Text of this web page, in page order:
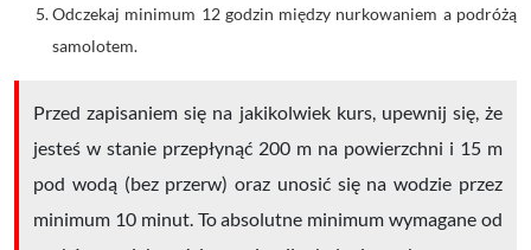
Odczekaj minimum 12 godzin między nurkowaniem a podróżą
samolotem.
Przed zapisaniem się na jakikolwiek kurs, upewnij się, że
jesteś w stanie przepłynąć 200 m na powierzchni i 15 m
pod wodą (bez przerw) oraz unosić się na wodzie przez
minimum 10 minut. To absolutne minimum wymagane od